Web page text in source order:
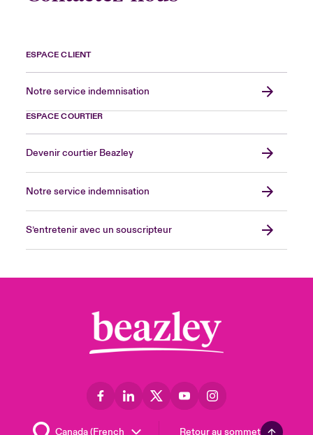
ESPACE CLIENT
Notre service indemnisation
ESPACE COURTIER
Devenir courtier Beazley
Notre service indemnisation
S’entretenir avec un souscripteur
Retour au sommet